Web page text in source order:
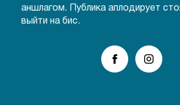
аншлагом. Публика аплодирует
выйти на бис.